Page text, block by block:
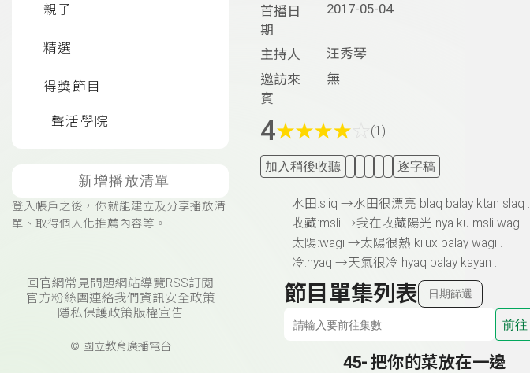
親子
精選
得獎節目
聲活學院
新增播放清單
登入帳戶之後，你就能建立及分享播放清
單、取得個人化推薦內容等。
回官網常見問題網站導覽RSS訂閱
官方粉絲團連絡我們 資訊安全政策
隱私保護政策版權宣告
© 國立教育廣播電台
首播日
期
2017-05-04
主持人
汪秀琴
邀訪來
賓
無
4★★★★ (1)
加入稍後收聽 逐字稿
水田:sliq →水田很漂亮 blaq balay ktan slaq .
收藏:msli →我在收藏陽光 nya ku msli wagi .
太陽:wagi →太陽很熱 kilux balay wagi .
冷:hyaq →天氣很冷 hyaq balay kayan .
節目單集列表 日期篩選
前往
45- 把你的菜放在一邊